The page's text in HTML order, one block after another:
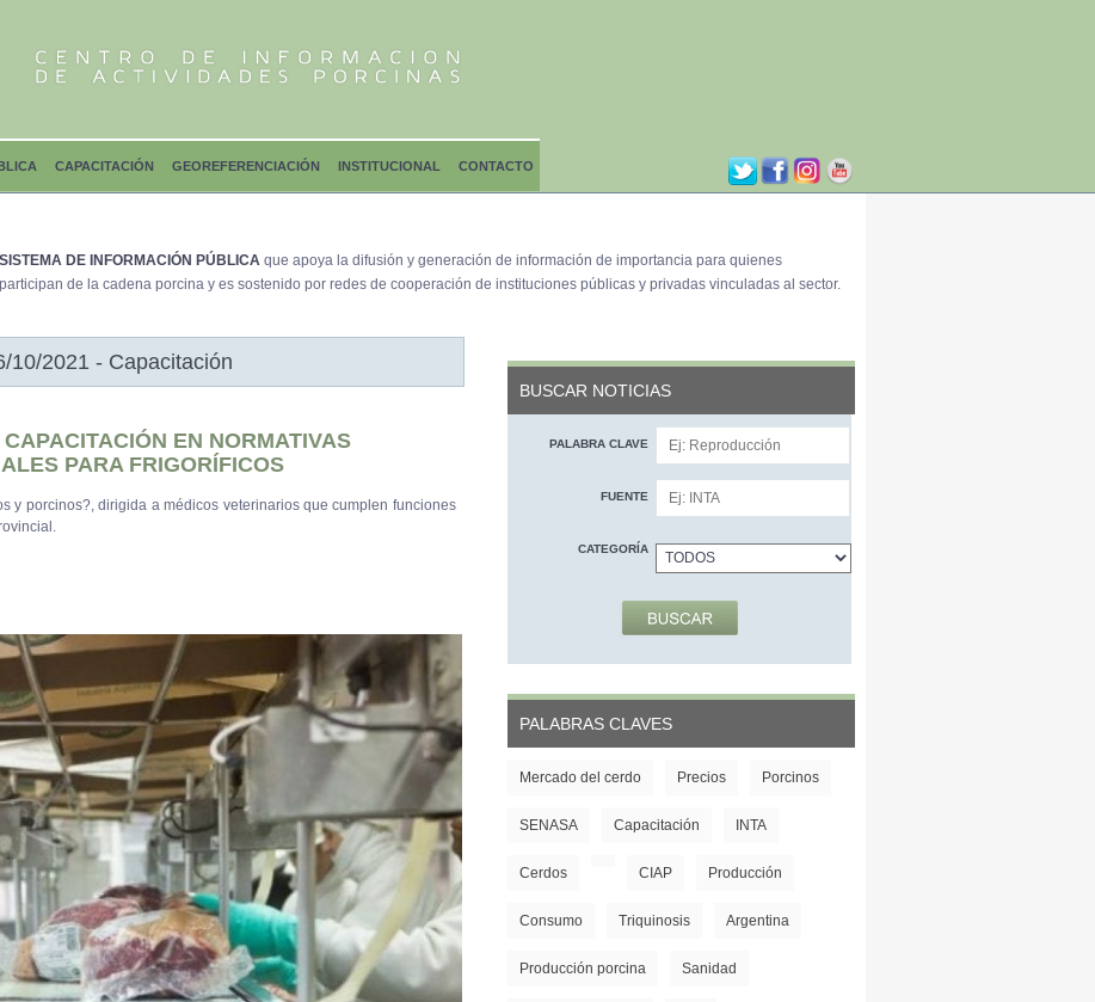
CAPACITACIÓN GEOREFERENCIACIÓN INSTITUCIONAL CONTACTO
SISTEMA DE INFORMACIÓN PÚBLICAque apoya la difusión y generación de información de importancia para quienes
participan de la cadena porcina y es sostenido por redes de cooperación de instituciones públicas y privadas vinculadas al sector.
10/2021 - Capacitación
EN NORMATIVAS
PARA FRIGORÍFICOS
y porcinos?, dirigida a médicos veterinarios que cumplen funciones
BUSCAR NOTICIAS
PALABRA CLAVE
FUENTE
CATEGORÍA
PALABRAS CLAVES
Mercado del cerdo Precios Porcinos
SENASA Capacitación INTA
Cerdos CIAP Producción
Consumo Triquinosis Argentina
Producción porcina Sanidad